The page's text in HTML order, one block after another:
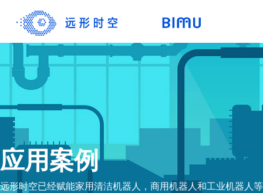
应用案例
远形时空已经赋能家用清洁机器人，商用机器人和工业机器人等